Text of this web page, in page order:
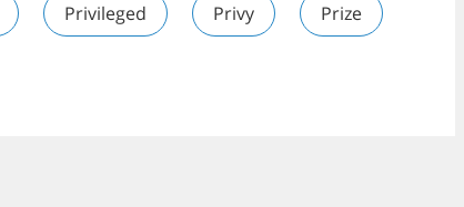
Privileged Privy Prize